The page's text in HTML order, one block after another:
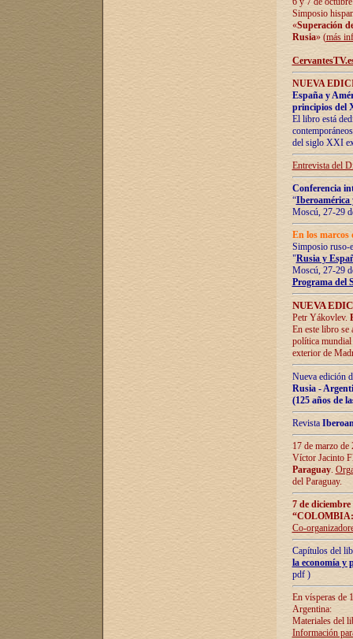
Simposio
«Superación
Rusia» (más
NUEVA
España y
principios del
El libro está
del siglo XXI
Entrevista del
Conferencia
“Iberoamérica
Moscú, 27-29
En los marcos
Simposio ruso-
"Rusia y
Moscú, 27-29
Programa del
NUEVA
Petr Yákovlev.
En este libro se
política mundial
exterior de
Nueva edición
Rusia -
(125 años de
Revista
17 de marzo
Víctor Jacinto
Paraguay.
del Paraguay.
7 de
Co-
Capítulos del
la economía y
pdf )
En vísperas de
Argentina:
Materiales del
Información